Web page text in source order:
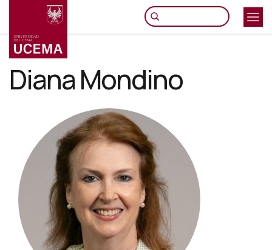
principal
Diana Mondino